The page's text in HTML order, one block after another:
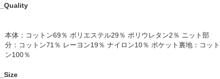
_Quality
本体：コットン69％ ポリエステル29％ ポリウレタン2％ ニット部
分：コットン71％ レーヨン19％ ナイロン10％ ポケット裏地：コット
ン100％
_Size